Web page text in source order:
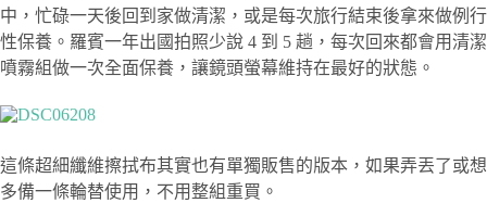
中，忙碌一天後回到家做清潔，或是每次旅行結束後拿來做例行
性保養。羅賓一年出國拍照少說 4 到 5 趟，每次回來都會用清潔
噴霧組做一次全面保養，讓鏡頭螢幕維持在最好的狀態。
這條超細纖維擦拭布其實也有單獨販售的版本，如果弄丟了或想
多備一條輪替使用，不用整組重買。